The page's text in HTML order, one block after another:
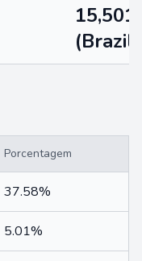
15,501
(Brazil)
Porcentagem
37.58%
5.01%